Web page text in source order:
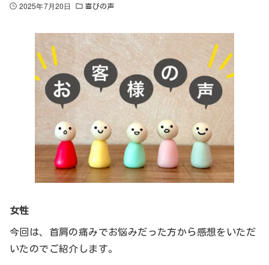
2025年7月20日 喜びの声
女性
今回は、首肩の痛みでお悩みだった方から感想をいただ
いたのでご紹介します。